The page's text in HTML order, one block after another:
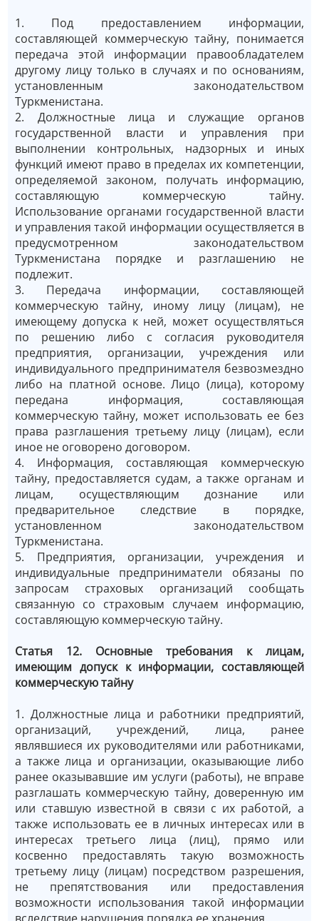
1. Под предоставлением информации,
составляющей коммерческую тайну, понимается
передача этой информации правообладателем
другому лицу только в случаях и по основаниям,
установленным законодательством
Туркменистана.
2. Должностные лица и служащие органов
государственной власти и управления при
выполнении контрольных, надзорных и иных
функций имеют право в пределах их компетенции,
определяемой законом, получать информацию,
составляющую коммерческую тайну.
Использование органами государственной власти
и управления такой информации осуществляется в
предусмотренном законодательством
Туркменистана порядке и разглашению не
подлежит.
3. Передача информации, составляющей
коммерческую тайну, иному лицу (лицам), не
имеющему допуска к ней, может осуществляться
по решению либо с согласия руководителя
предприятия, организации, учреждения или
индивидуального предпринимателя безвозмездно
либо на платной основе. Лицо (лица), которому
передана информация, составляющая
коммерческую тайну, может использовать ее без
права разглашения третьему лицу (лицам), если
иное не оговорено договором.
4. Информация, составляющая коммерческую
тайну, предоставляется судам, а также органам и
лицам, осуществляющим дознание или
предварительное следствие в порядке,
установленном законодательством
Туркменистана.
5. Предприятия, организации, учреждения и
индивидуальные предприниматели обязаны по
запросам страховых организаций сообщать
связанную со страховым случаем информацию,
составляющую коммерческую тайну.
Статья 12. Основные требования к лицам,
имеющим допуск к информации, составляющей
коммерческую тайну
1. Должностные лица и работники предприятий,
организаций, учреждений, лица, ранее
являвшиеся их руководителями или работниками,
а также лица и организации, оказывающие либо
ранее оказывавшие им услуги (работы), не вправе
разглашать коммерческую тайну, доверенную им
или ставшую известной в связи с их работой, а
также использовать ее в личных интересах или в
интересах третьего лица (лиц), прямо или
косвенно предоставлять такую возможность
третьему лицу (лицам) посредством разрешения,
не препятствования или предоставления
возможности использования такой информации